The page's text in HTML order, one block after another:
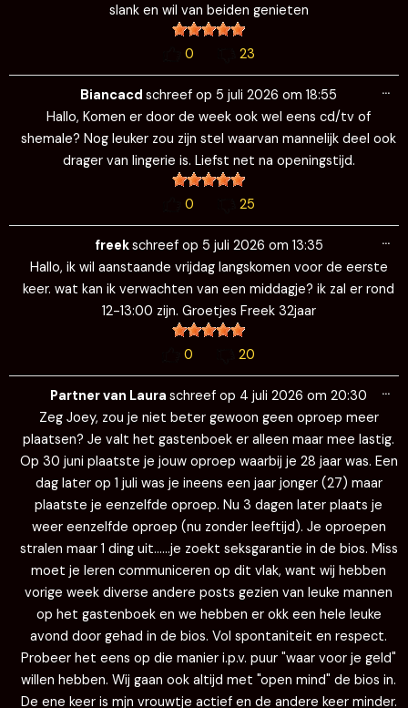
slank en wil van beiden genieten
0 23
Biancacd schreef op 5 juli 2026 om 18:55
Hallo, Komen er door de week ook wel eens cd/tv of
shemale? Nog leuker zou zijn stel waarvan mannelijk deel ook
drager van lingerie is. Liefst net na openingstijd.
0 25
…
freekschreef op 5 juli 2026 om 13:35
Hallo, ik wil aanstaande vrijdag langskomen voor de eerste
keer. wat kan ik verwachten van een middagje? ik zal er rond
12-13:00 zijn. Groetjes Freek 32jaar
0 20
…
Partner van Laura schreef op 4 juli 2026 om 20:30
Zeg Joey, zou je niet beter gewoon geen oproep meer
plaatsen? Je valt het gastenboek er alleen maar mee lastig.
Op 30 juni plaatste je jouw oproep waarbij je 28 jaar was. Een
dag later op 1 juli was je ineens een jaar jonger (27) maar
plaatste je eenzelfde oproep. Nu 3 dagen later plaats je
weer eenzelfde oproep (nu zonder leeftijd). Je oproepen
stralen maar 1 ding uit……je zoekt seksgarantie in de bios. Miss
moet je leren communiceren op dit vlak, want wij hebben
vorige week diverse andere posts gezien van leuke mannen
op het gastenboek en we hebben er okk een hele leuke
avond door gehad in de bios. Vol spontaniteit en respect.
Probeer het eens op die manier i.p.v. puur "waar voor je geld"
willen hebben. Wij gaan ook altijd met "open mind" de bios in.
De ene keer is mjn vrouwtje actief en de andere keer minder.
…